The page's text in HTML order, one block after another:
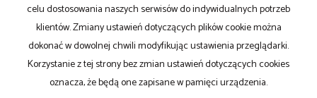
celu dostosowania naszych serwisów do indywidualnych potrzeb
klientów. Zmiany ustawień dotyczących plików cookie można
dokonać w dowolnej chwili modyfikując ustawienia przeglądarki.
Korzystanie z tej strony bez zmian ustawień dotyczących cookies
oznacza, że będą one zapisane w pamięci urządzenia.